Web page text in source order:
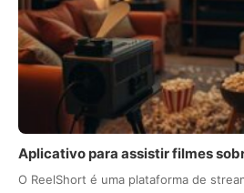
Aplicativo para assistir filmes
O ReelShort é uma plataforma de